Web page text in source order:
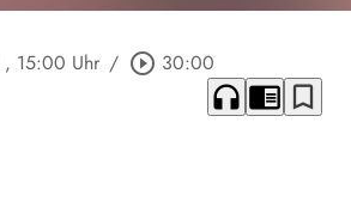
, 15:00 Uhr / play_circle_outline 30:00
headphones chrome_reader_mode bookmark_border